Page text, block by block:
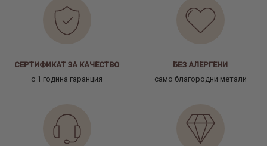
СЕРТИФИКАТ ЗА КАЧЕСТВО
с 1 година гаранция
БЕЗ АЛЕРГЕНИ
само благородни метали